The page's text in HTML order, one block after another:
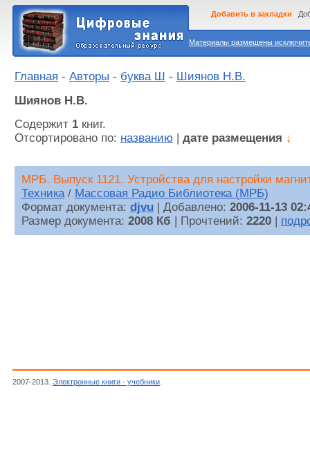
Материалы размещены
Добавить в закладки
Главная - Авторы - буква Ш - Шиянов Н.В.
Шиянов Н.В.
Содержит 1 книг.
Отсортировано по: названию дате размещения ↓
МРБ. Выпуск 1121. Устройства для настройки
Техника/ Массовая Радио Библиотека (МРБ)
Формат документа: djvu | Добавлено: 2006-11-13
Размер документа: 2008 Кб | Прочтений: 2220
2007-2013. Электронные книги - учебники